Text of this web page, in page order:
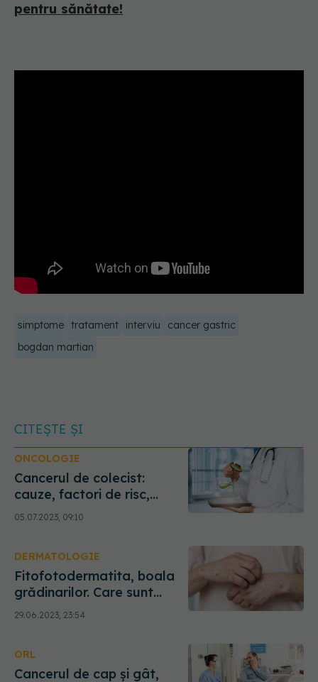
pentru sănătate!
simptome tratament interviu
cancer gastric
bogdan martian
CITEȘTE ȘI
ONCOLOGIE
Cancerul de colecist:
cauze, factori de risc,
simptome și tratament.
Eliza Gangone: Riscul de a
05.07.2023, 09:10
DERMATOLOGIE
Fitofotodermatita, boala
grădinarilor. Care sunt
simptomele și când este
necesar să mergeți la
29.06.2023, 23:54
ORL
Cancerul de cap și gât,